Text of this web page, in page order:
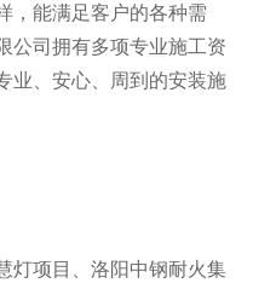
，能满足客户的各种需
公司拥有多项专业施工资
业、安心、周到的安装施
灯项目、洛阳中钢耐火集